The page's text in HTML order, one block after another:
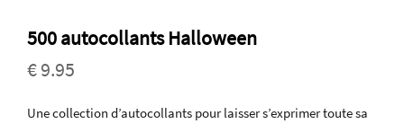
500 autocollants Halloween
€ 9.95
Une collection d’autocollants pour laisser s’exprimer toute sa